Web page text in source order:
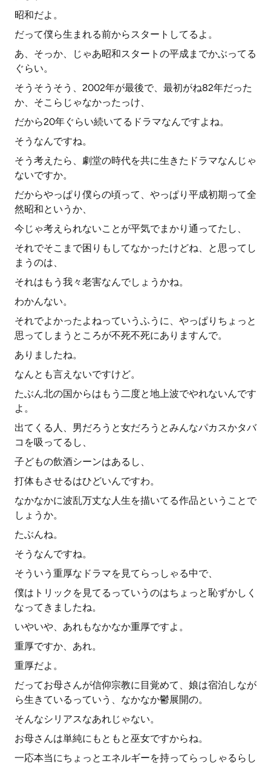
昭和だよ。
だって僕ら生まれる前からスタートしてるよ。
あ、そっか、じゃあ昭和スタートの平成までかぶってる
ぐらい。
そうそうそう、2002年が最後で、最初がね82年だった
か、そこらじゃなかったっけ、
だから20年ぐらい続いてるドラマなんですよね。
そうなんですね。
そう考えたら、劇堂の時代を共に生きたドラマなんじゃ
ないですか。
だからやっぱり僕らの頃って、やっぱり平成初期って全
然昭和というか、
今じゃ考えられないことが平気でまかり通ってたし、
それでそこまで困りもしてなかったけどね、と思ってし
まうのは、
それはもう我々老害なんでしょうかね。
わかんない。
それでよかったよねっていうふうに、やっぱりちょっと
思ってしまうところが不死不死にありますんで。
ありましたね。
なんとも言えないですけど。
たぶん北の国からはもう二度と地上波でやれないんです
よ。
出てくる人、男だろうと女だろうとみんなパカスかタバ
コを吸ってるし、
子どもの飲酒シーンはあるし、
打体もさせるはひどいんですわ。
なかなかに波乱万丈な人生を描いてる作品ということで
しょうか。
たぶんね。
そうなんですね。
そういう重厚なドラマを見てらっしゃる中で、
僕はトリックを見てるっていうのはちょっと恥ずかしく
なってきましたね。
いやいや、あれもなかなか重厚ですよ。
重厚ですか、あれ。
重厚だよ。
だってお母さんが信仰宗教に目覚めて、娘は宿泊しなが
ら生きているっていう、なかなか鬱展開の。
そんなシリアスなあれじゃない。
お母さんは単純にもともと巫女ですからね。
一応本当にちょっとエネルギーを持ってらっしゃるらし